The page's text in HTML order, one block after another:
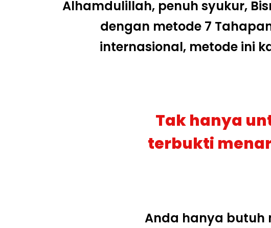
Alhamdulillah, penuh syukur,
dengan metode 7
internasional, metode ini
Tak hanya
terbukti
Anda hanya butuh